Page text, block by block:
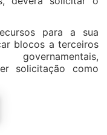
para a sua
blocos a terceiros
solicitação como